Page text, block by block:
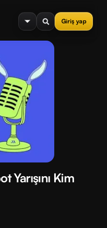
Giriş yap
Kim